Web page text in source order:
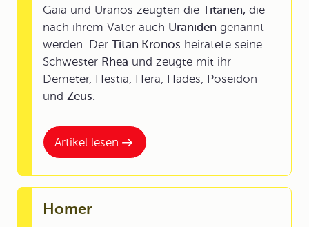
Artikel lesen
Gaia und Uranos zeugten die Titanen, die
nach ihrem Vater auch Uraniden genannt
werden. Der Titan Kronos heiratete seine
Schwester Rhea und zeugte mit ihr
Demeter, Hestia, Hera, Hades, Poseidon
und Zeus.
Homer